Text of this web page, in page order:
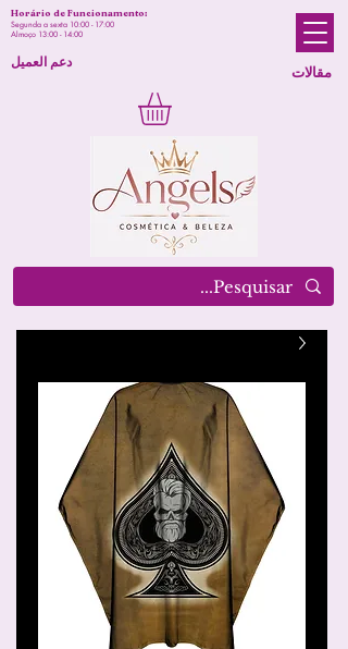
مقالات
Horário de Funcionamento:
Segunda a sexta 10:00 - 17:00
Almoço 13:00 - 14:00
دعم العميل